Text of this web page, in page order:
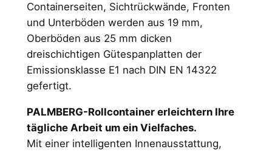
Containerseiten, Sichtrückwände, Fronten
und Unterböden werden aus 19 mm,
Oberböden aus 25 mm dicken
dreischichtigen Gütespanplatten der
Emissionsklasse E1 nach DIN EN 14322
gefertigt.
PALMBERG-Rollcontainer erleichtern Ihre
tägliche Arbeit um ein Vielfaches.
Mit einer intelligenten Innenausstattung,